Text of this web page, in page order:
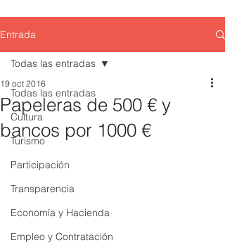
Entrada
Todas las entradas
Cultura
Turismo
Participación
Transparencia
Economía y Hacienda
Empleo y Contratación
Todas las entradas
Papeleras de 500 € y
bancos por 1000 €
19 oct 2016